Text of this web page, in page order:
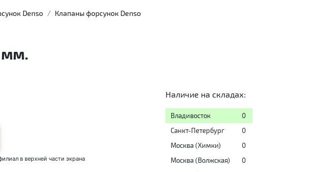
Denso
Клапаны форсунок Denso
мм.
в верхней части экрана
Наличие на складах:
Владивосток
0
Санкт-Петербург
0
Москва (Химки)
0
Москва (Волжская)
0